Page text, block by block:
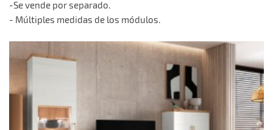
-Se vende por separado.
- Múltiples medidas de los módulos.